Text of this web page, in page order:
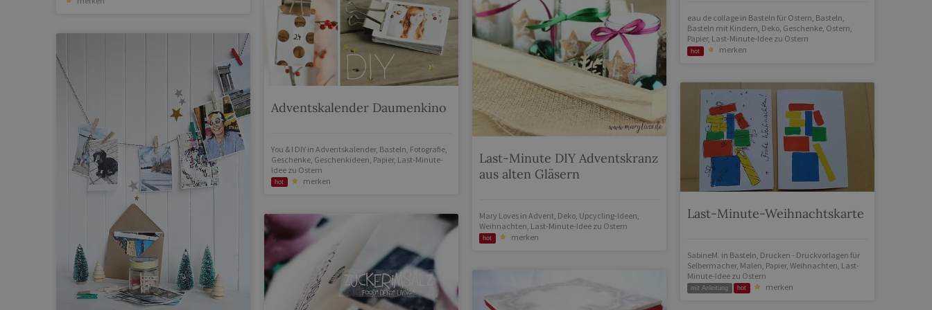
eau de collage in Basteln für Ostern, Basteln,
Basteln mit Kindern, Deko, Geschenke, Ostern,
Papier, Last-Minute-Idee zu Ostern
hot merken
Last-Minute DIY Adventskranz
aus alten Gläsern
Mary Loves in Advent Deko Upcycling-Ideen
Weihnachten Last-Minute-Idee zu Ostern
hot merken
Adventskalender Daumenkino
You & I DIY in Adventskalender, Basteln Fotografie
Geschenke Geschenkideen Papier, Last-Minute-
Idee zu Ostern
hot merken
Last-Minute-Weihnachtskarte
SabineM. in Basteln Drucken - Druckvorlagen für
Selbermacher, Malen Papier, Weihnachten Last-
Minute-Idee zu Ostern
mit Anleitung hot merken